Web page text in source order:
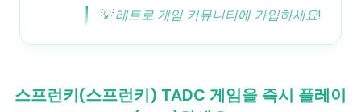
💡레트로 게임 커뮤니티에 가입하세요!
스프런키(스프런키) TADC 게임을 즉시 플레이